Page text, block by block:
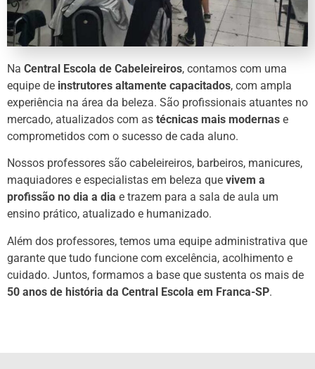
Na Central Escola de Cabeleireiros, contamos com uma
equipe de instrutores altamente capacitados, com ampla
experiência na área da beleza. São profissionais atuantes no
mercado, atualizados com as técnicas mais modernas e
comprometidos com o sucesso de cada aluno.
Nossos professores são cabeleireiros, barbeiros, manicures,
maquiadores e especialistas em beleza que vivem a
profissão no dia a dia e trazem para a sala de aula um
ensino prático, atualizado e humanizado.
Além dos professores, temos uma equipe administrativa que
garante que tudo funcione com excelência, acolhimento e
cuidado. Juntos, formamos a base que sustenta os mais de
50 anos de história da Central Escola em Franca-SP.